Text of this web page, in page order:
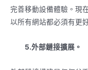
完善移動設備體驗。現
以所有網站都必須有更
5.外部鏈接擴展。